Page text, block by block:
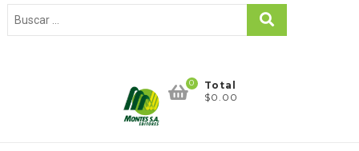
0
Total
$0.00